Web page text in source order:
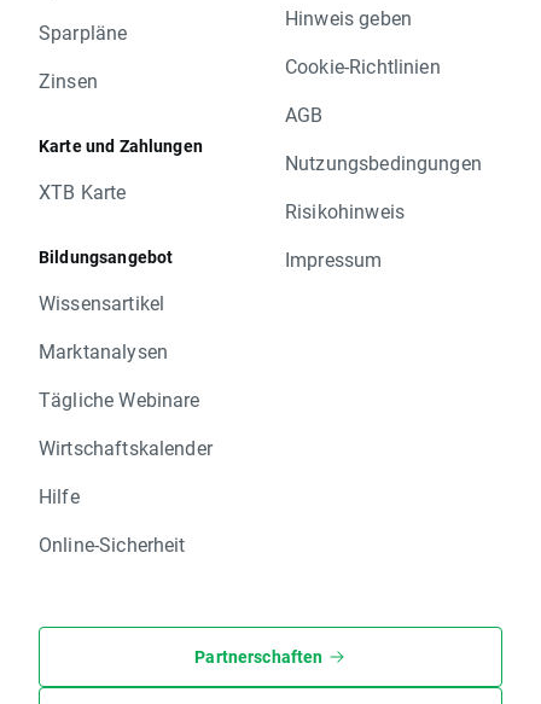
Sparpläne
Zinsen
Karte und Zahlungen
XTB Karte
Bildungsangebot
Wissensartikel
Marktanalysen
Tägliche Webinare
Wirtschaftskalender
Hilfe
Online-Sicherheit
Hinweis geben
Cookie-Richtlinien
AGB
Nutzungsbedingungen
Risikohinweis
Impressum
Partnerschaften